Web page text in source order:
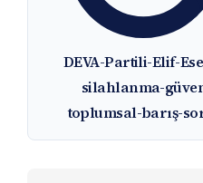
DEVA-Partili-Elif-
silahlanma-
toplumsal-barış-